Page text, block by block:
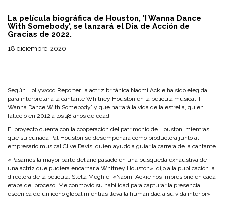
La película biográfica de Houston, 'I Wanna Dance
With Somebody', se lanzará el Día de Acción de
Gracias de 2022.
18 diciembre, 2020
Según Hollywood Reporter, la actriz británica Naomi Ackie ha sido elegida
para interpretar a la cantante Whitney Houston en la película musical ‘I
Wanna Dance With Somebody’ y que narrará la vida de la estrella, quien
falleció en 2012 a los 48 años de edad.
El proyecto cuenta con la cooperación del patrimonio de Houston, mientras
que su cuñada Pat Houston se desempeñará como productora junto al
empresario musical Clive Davis, quien ayudó a guiar la carrera de la cantante.
«Pasamos la mayor parte del año pasado en una búsqueda exhaustiva de
una actriz que pudiera encarnar a Whitney Houston», dijo a la publicación la
directora de la película, Stella Meghie. «Naomi Ackie nos impresionó en cada
etapa del proceso. Me conmovió su habilidad para capturar la presencia
escénica de un ícono global mientras lleva la humanidad a su vida interior».